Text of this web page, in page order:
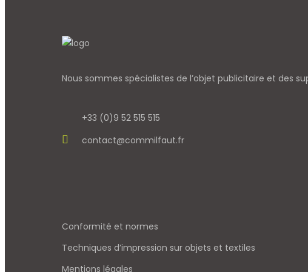
Nous sommes spécialistes de l’objet publicitaire et des
+33 (0)9 52 515 515
contact@commilfaut.fr
Conformité et normes
Techniques d’impression sur objets et textiles
Mentions légales